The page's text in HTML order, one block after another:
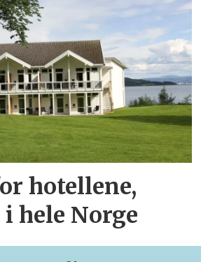
hotellene,
hele Norge